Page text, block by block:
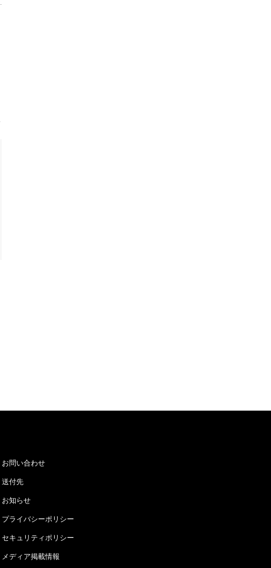
お問い合わせ
送付先
お知らせ
プライバシーポリシー
セキュリティポリシー
メディア掲載情報